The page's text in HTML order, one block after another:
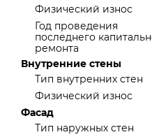
Физический износ
Год проведения
последнего
ремонта
Внутренние стены
Тип внутренних стен
Физический износ
Фасад
Тип наружных стен